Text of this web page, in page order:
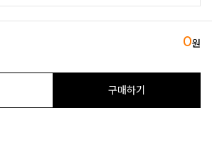
0원
구매하기